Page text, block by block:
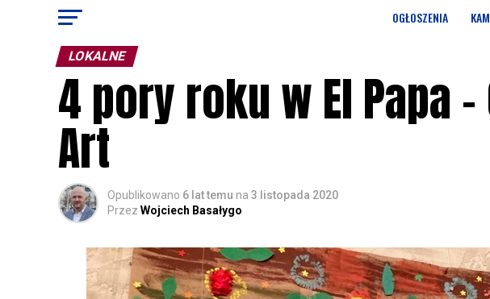
OGŁOSZENIA
LOKALNE
4 pory roku w El Papa
Art
Opublikowano 6 lat temu na 3 listopada 2020
Przez Wojciech Basałygo